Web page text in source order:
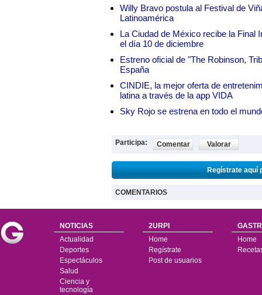
Willy Bravo postula al Festival de
Latinoamérica
La Ciudad de México recibe la Final
el día 10 de diciembre
Estreno oficial de "The Robinson,
España
CINDIE, la mejor oferta de
latina a través de la app VIDA
Sky Rojo se estrena en todo el
Participa: Comentar Valorar
Regístrate aquí
COMENTARIOS
NOTICIAS
Actualidad
Deportes
Espectáculos
Salud
Ciencia y
tecnología
2URPI
Home
Regístrate
Post de usuarios
Home